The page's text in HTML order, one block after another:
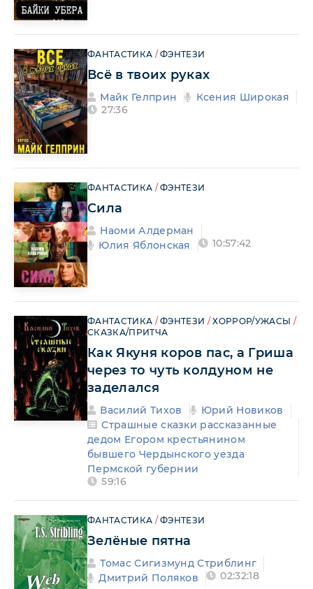
ФАНТАСТИКА /ФЭНТЕЗИ
Всё в твоих руках
Майк Гелприн
Ксения Широкая
27:36
ФАНТАСТИКА /ФЭНТЕЗИ
Сила
Наоми Алдерман
Юлия Яблонская
10:57:42
ФАНТАСТИКА /ФЭНТЕЗИ /ХОРРОР/УЖАСЫ /
СКАЗКА/ПРИТЧА
Как Якуня коров пас, а Гриша
через то чуть колдуном не
заделался
Василий Тихов
Юрий Новиков
Страшные сказки рассказанные
дедом Егором крестьянином
бывшего Чердынского уезда
Пермской губернии
59:16
ФАНТАСТИКА /ФЭНТЕЗИ
Зелёные пятна
Томас Сигизмунд Стриблинг
Дмитрий Поляков
02:32:18